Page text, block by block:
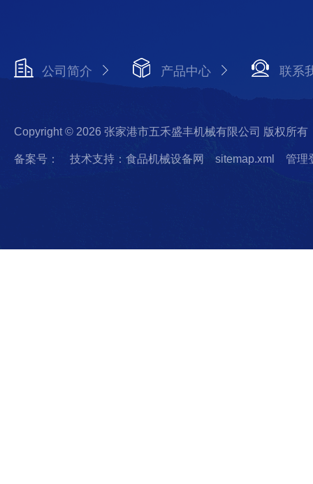
公司简介 产品中心 联系
Copyright © 2026 张家港市五禾盛丰机械有限公司 版权所有
备案号： 技术支持：食品机械设备网 sitemap.xml 管理